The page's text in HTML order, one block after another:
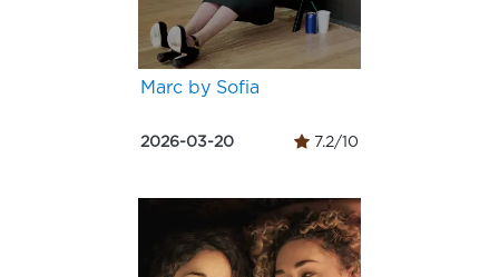
Marc by Sofia
2026-03-20 7.2/10